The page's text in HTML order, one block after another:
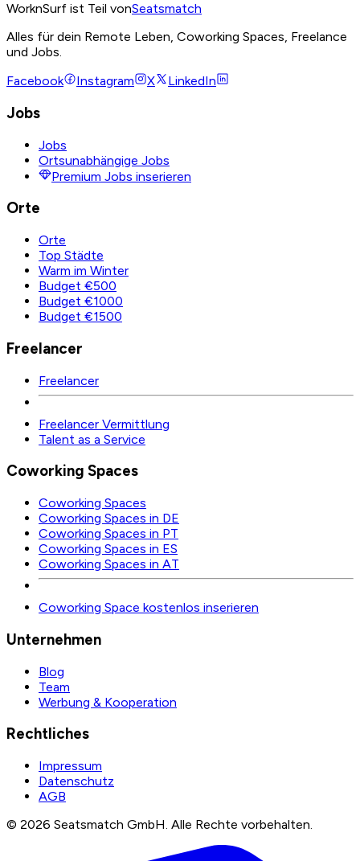
WorknSurf ist Teil vonSeatsmatch
Alles für dein Remote Leben, Coworking Spaces, Freelance
und Jobs.
Facebook
Instagram X LinkedIn
Jobs
Jobs
Ortsunabhängige Jobs
Premium Jobs inserieren
Orte
Orte
Top Städte
Warm im Winter
Budget €500
Budget €1000
Budget €1500
Freelancer
Freelancer
Freelancer Vermittlung
Talent as a Service
Coworking Spaces
Coworking Spaces
Coworking Spaces in DE
Coworking Spaces in PT
Coworking Spaces in ES
Coworking Spaces in AT
Coworking Space kostenlos inserieren
Unternehmen
Blog
Team
Werbung & Kooperation
Rechtliches
Impressum
Datenschutz
AGB
© 2026 Seatsmatch GmbH. Alle Rechte vorbehalten.